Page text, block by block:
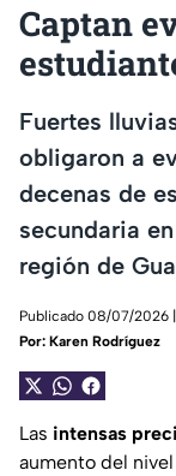
Captan
Fuertes
obligaron a
decenas de
secundaria
región de
Publicado 08/07/2026 |
Por: Karen Rodríguez
Las intensas
aumento del